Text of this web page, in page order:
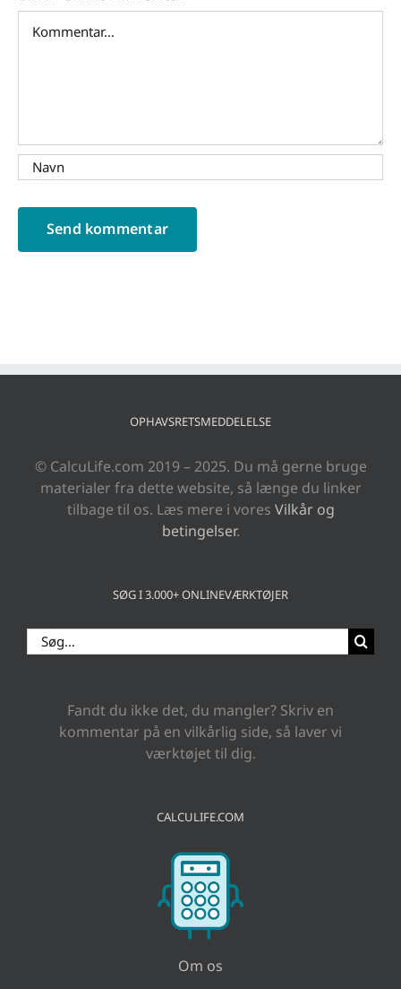
OPHAVSRETSMEDDELELSE
© CalcuLife.com 2019 – 2025. Du må gerne bruge
materialer fra dette website, så længe du linker
tilbage til os. Læs mere i vores Vilkår og
betingelser.
SØG I 3.000+ ONLINEVÆRKTØJER
Søg
efter:
Fandt du ikke det, du mangler? Skriv en
kommentar på en vilkårlig side, så laver vi
værktøjet til dig.
CALCULIFE.COM
Om os